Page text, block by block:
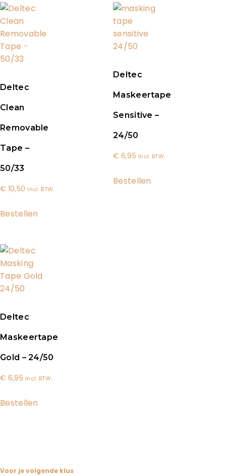
Deltec
Clean
Removable
Tape –
50/33
€ 10,50 Incl. BTW.
Bestellen
Deltec
Maskeertape
Sensitive –
24/50
€ 6,95 Incl. BTW.
Bestellen
Deltec
Maskeertape
Gold – 24/50
€ 6,95 Incl. BTW.
Bestellen
Voor je volgende klus